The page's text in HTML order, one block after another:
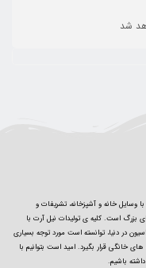
شد
وسایل خانه و آشپزخانه، تشریفات و
بزرگ است. کلیه ی تولیدات نیل آرت با
در دنیا، توانسته است مورد توجه بسیاری
خانگی قرار بگیرد. امید است بتوانیم با
باشیم.